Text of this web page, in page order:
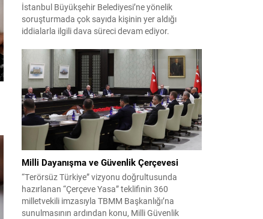
İstanbul Büyükşehir Belediyesi’ne yönelik
soruşturmada çok sayıda kişinin yer aldığı
iddialarla ilgili dava süreci devam ediyor.
sanıkların tutukluluk hallerini ayrı ayrı
değerlendirdi. İnceleme sonucunda, aralarında
Ekrem İmamoğlu’nun da bulunduğu 53 tutuklu
hakkında tutukluluk hallerinin sürdürülmesine
karar verildi. İddialar ve değerlendirilen talepler
Soruşturma kapsamında sanıklara yöneltilen...
Milli Dayanışma ve Güvenlik Çerçevesi
“Terörsüz Türkiye” vizyonu doğrultusunda
hazırlanan “Çerçeve Yasa” teklifinin 360
milletvekili imzasıyla TBMM Başkanlığı’na
sunulmasının ardından konu, Milli Güvenlik